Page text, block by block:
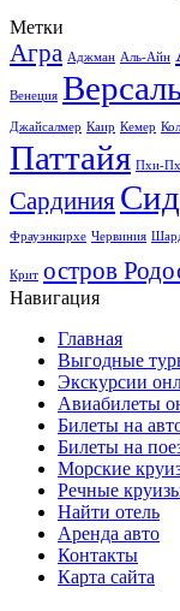
Метки
Агра Аджман Аль-Айн
Венеция
Джайсалмер Каир Кемер
Паттайя Пхи-
Сардиния
Фрауэнкирхе Червиния
Крит остров
Навигация
Главная
Выгодные
Экскурсии
Авиабилеты
Билеты на
Билеты на
Морские
Речные
Найти отель
Аренда авто
Контакты
Карта сайта